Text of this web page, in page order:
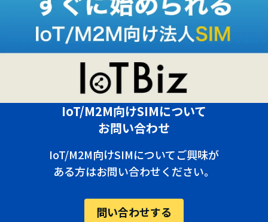
IoT/M2M向けSIMについて
お問い合わせ
IoT/M2M向けSIMについてご興味が
ある方はお問い合わせください。
問い合わせする